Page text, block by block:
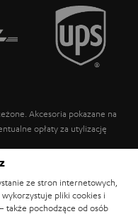
Akcesoria pokazane na
opłaty za utylizację
ze stron internetowych,
pliki cookies i
także pochodzące od osób